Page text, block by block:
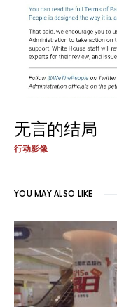
无言的结局
行动影像
YOU MAY ALSO LIKE